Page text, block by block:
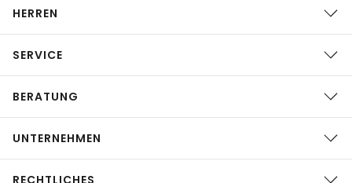
HERREN
SERVICE
BERATUNG
UNTERNEHMEN
RECHTLICHES